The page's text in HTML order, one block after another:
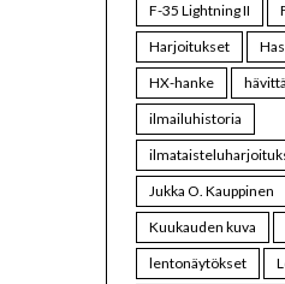
F-35 Lightning II
Harjoitukset
HX-hanke
ilmailuhistoria
Jukka O. Kauppinen
Kuukauden kuva
lentonäytökset